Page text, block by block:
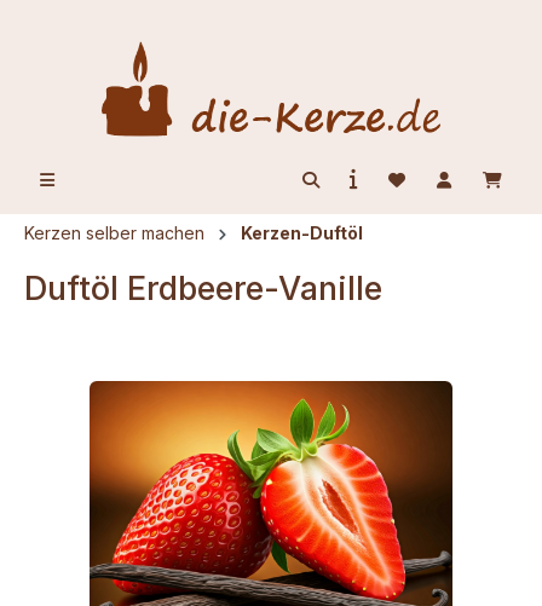
Kerzen selber machen Kerzen-Duftöl
Duftöl Erdbeere-Vanille
Bildergalerie überspringen